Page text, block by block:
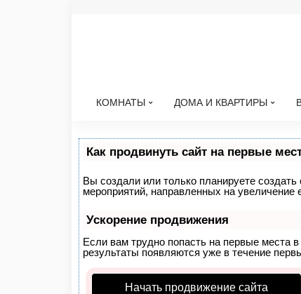
КОМНАТЫ ДОМА И КВАРТИРЫ
Как продвинуть сайт на первые
Вы создали или только планируете
мероприятий, направленных на
Ускорение продвижения
Если вам трудно попасть на первые места
результаты появляются уже в течение
Начать продвижение сайта